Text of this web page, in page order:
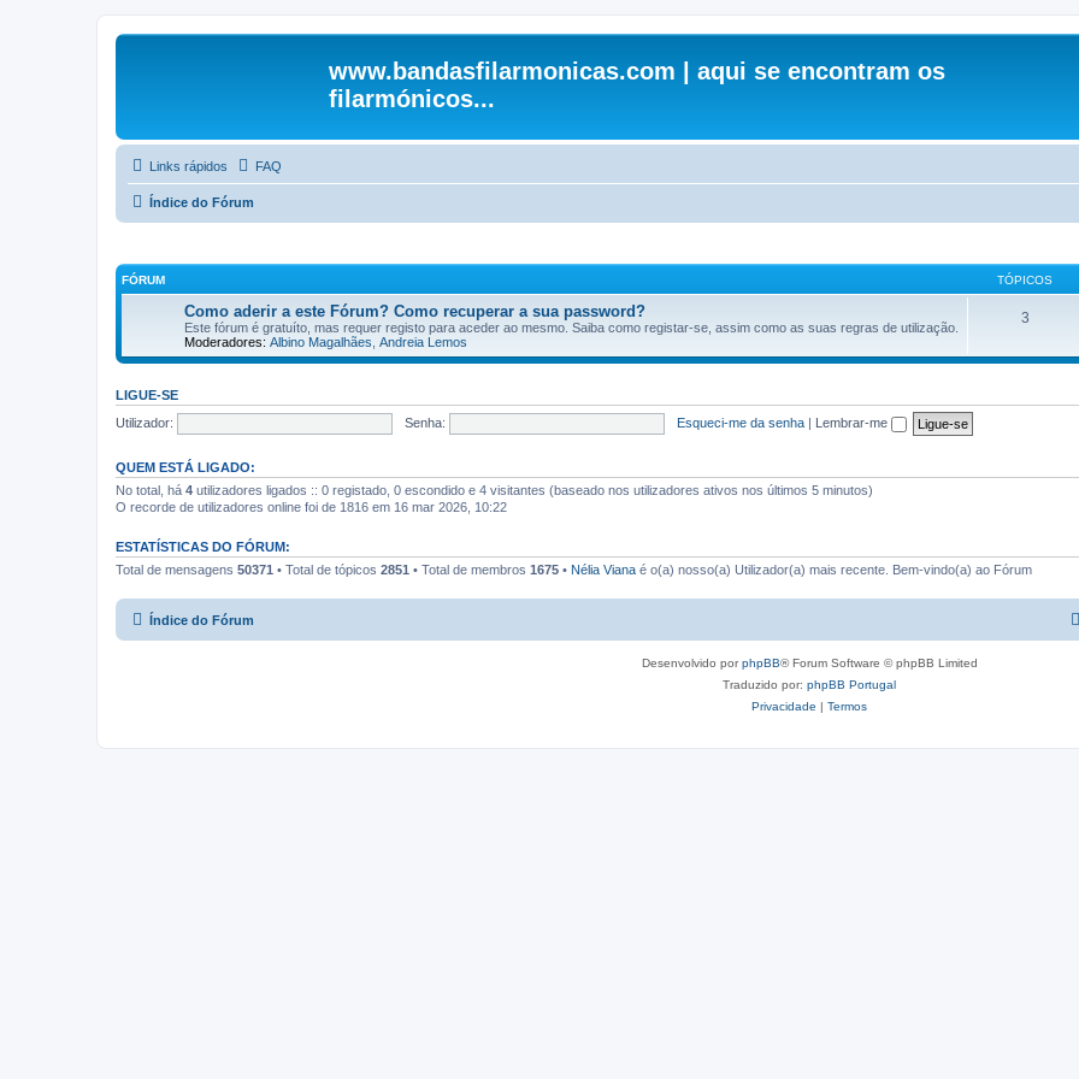
www.bandasfilarmonicas.com | aqui se encontram os
filarmónicos...
Links rápidos FAQ
Índice do Fórum
FÓRUM TÓPICOS
Como aderir a este Fórum? Como recuperar a sua password?
Este fórum é gratuíto, mas requer registo para aceder ao mesmo. Saiba como registar-se, assim como as suas regras de utilização.
Moderadores: Albino Magalhães Andreia Lemos
3
LIGUE-SE
Utilizador:
Senha: Esqueci-me da senha | Lembrar-me
QUEM ESTÁ LIGADO:
No total, há 4 utilizadores ligados :: 0 registado, 0 escondido e 4 visitantes (baseado nos utilizadores ativos nos últimos 5 minutos)
O recorde de utilizadores online foi de 1816 em 16 mar 2026, 10:22
ESTATÍSTICAS DO FÓRUM:
Total de mensagens 50371 • Total de tópicos 2851 • Total de membros 1675 • Nélia Viana é o(a) nosso(a) Utilizador(a) mais recente. Bem-vindo(a) ao Fórum
Índice do Fórum
Desenvolvido porphpBB® Forum Software © phpBB Limited
Traduzido por: phpBB Portugal
Privacidade | Termos